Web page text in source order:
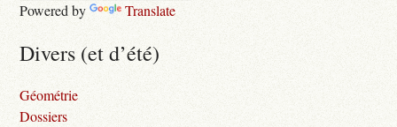
Powered by Translate
Divers (et d’été)
Géométrie
Dossiers